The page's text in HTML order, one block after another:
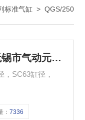
标准气缸 > QGS/250
QGS/250缸径,QGS/200缸径,QGS/160缸径,QGS系列标准气缸 无锡市气动元件总厂
SC63缸径，
：7336